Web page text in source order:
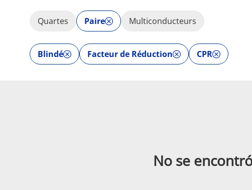
Quartes Paire Multiconducteurs
Blindé Facteur de Réduction CPR
No se